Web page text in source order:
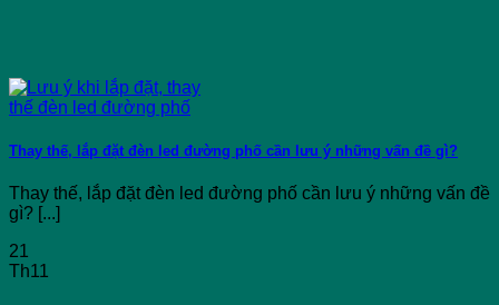
Thay thế, lắp đặt đèn led đường phố cần lưu ý những vấn đề gì?
Thay thế, lắp đặt đèn led đường phố cần lưu ý những vấn đề
gì? [...]
21
Th11